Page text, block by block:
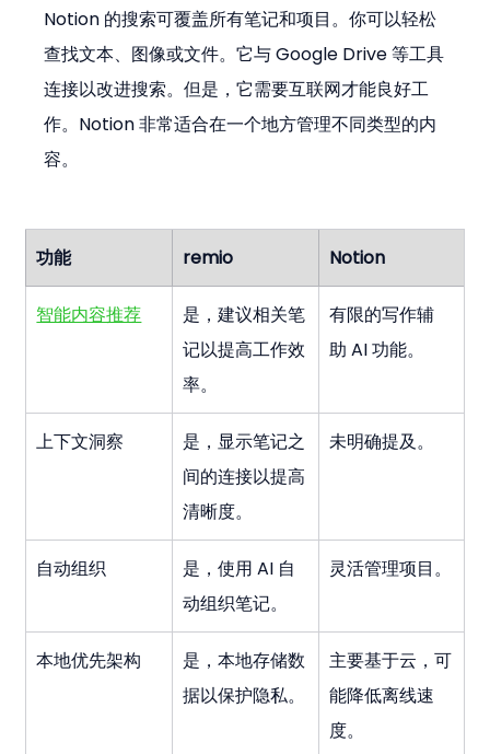
Notion 的搜索可覆盖所有笔记和项目。你可以轻松
查找文本、图像或文件。它与 Google Drive 等工具
连接以改进搜索。但是，它需要互联网才能良好工
作。Notion 非常适合在一个地方管理不同类型的内
容。
功能 remio Notion
智能内容推荐
是，建议相关笔
记以提高工作效
率。
有限的写作辅
助 AI 功能。
上下文洞察
是，显示笔记之
间的连接以提高
清晰度。
未明确提及。
自动组织
是，使用 AI 自
动组织笔记。
灵活管理项目。
本地优先架构
是，本地存储数
据以保护隐私。
主要基于云，可
能降低离线速
度。